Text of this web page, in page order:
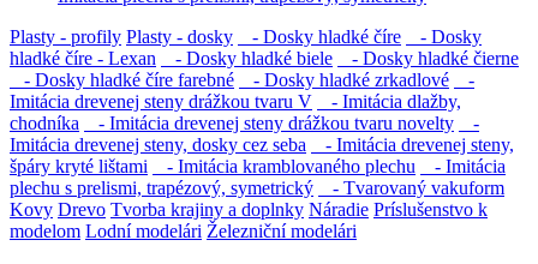
Plasty - profily Plasty - dosky - Dosky hladké číre
- Dosky
hladké číre - Lexan
- Dosky hladké biele
- Dosky hladké čierne
- Dosky hladké číre farebné
- Dosky hladké zrkadlové
-
Imitácia drevenej steny drážkou tvaru V
- Imitácia dlažby,
chodníka
- Imitácia drevenej steny drážkou tvaru novelty
-
Imitácia drevenej steny, dosky cez seba
- Imitácia drevenej steny,
špáry kryté lištami
- Imitácia kramblovaného plechu
- Imitácia
plechu s prelismi, trapézový, symetrický
- Tvarovaný vakuform
Kovy Drevo Tvorba krajiny a doplnky Náradie Príslušenstvo k
modelom Lodní modelári Železniční modelári